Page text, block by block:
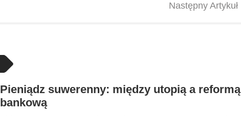
Następny Artykuł
Pieniądz suwerenny: między utopią a reformą
bankową